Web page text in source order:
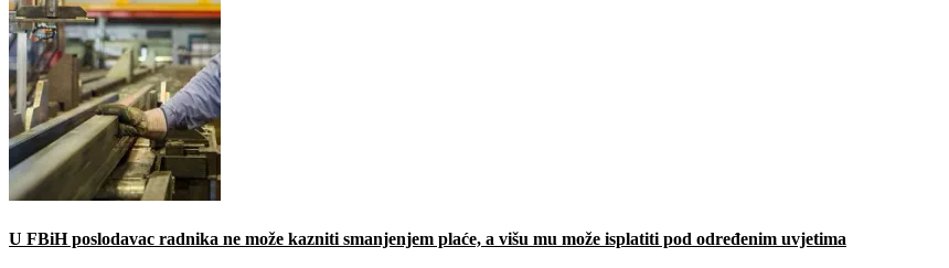
U FBiH poslodavac radnika ne može kazniti smanjenjem plaće, a višu mu može isplatiti pod određenim uvjetima